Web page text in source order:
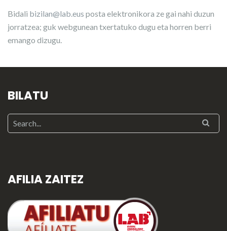
Bidali bizilan@lab.eus posta elektronikora ze gai nahi duzun
jorratzea; guk webgunean txertatuko dugu eta horren berri
emango dizugu.
BILATU
AFILIA ZAITEZ